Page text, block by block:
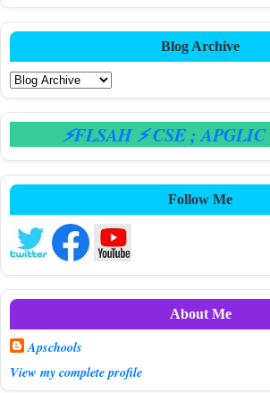
Blog Archive
⚡FLSAH ⚡ CSE; APGLIC;
Follow Me
About Me
Apschools
View my complete profile